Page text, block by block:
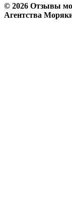
© 2026 Отзывы
Агентства